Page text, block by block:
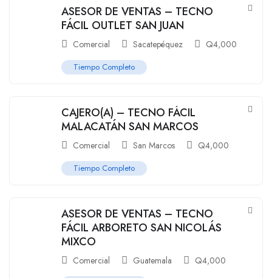
ASESOR DE VENTAS – TECNO
FÁCIL OUTLET SAN JUAN
Comercial Sacatepéquez Q4,000
Tiempo Completo
CAJERO(A) – TECNO FÁCIL
MALACATÁN SAN MARCOS
Comercial San Marcos Q4,000
Tiempo Completo
ASESOR DE VENTAS – TECNO
FÁCIL ARBORETO SAN NICOLÁS
MIXCO
Comercial Guatemala Q4,000